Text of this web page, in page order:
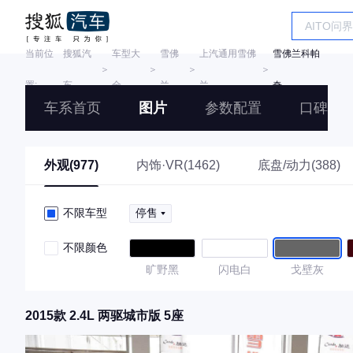
当前位
置:
搜狐汽
车
＞
车型大
全
＞
雪佛
兰
＞
上汽通用雪佛
兰
＞
雪佛兰科帕
奇
车系首页 图片 参数配置 口碑
外观(977) 内饰·VR(1462) 底盘/动力(388)
不限车型 停售
不限颜色
旷野黑
闪电白 戈壁灰
2015款 2.4L 两驱城市版 5座